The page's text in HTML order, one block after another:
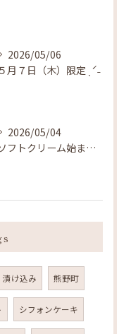
2026/05/06
５月７日（木）限定 ˎˊ˗
2026/05/04
ソフトクリーム始まりました ˎˊ˗
漬け込み 熊野町
シフォンケーキ